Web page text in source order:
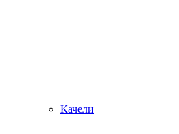
Качели